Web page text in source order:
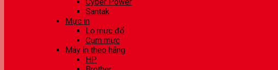
Santak
Mực in
Lọ mực đổ
Cụm mực
Máy in theo hãng
HP